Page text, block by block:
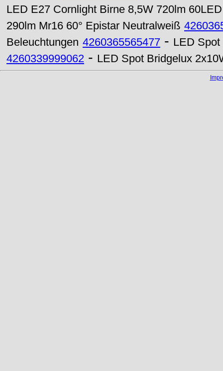
LED E27 Cornlight Birne 8,5W 720lm
290lm Mr16 60° Epistar Neutralweiß
Beleuchtungen 4260365565477 - LED Spot
4260339999062 - LED Spot Bridgelux